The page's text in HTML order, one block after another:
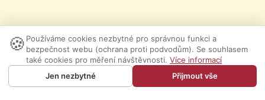
🍪 Používáme cookies nezbytné pro správnou funkci a
bezpečnost webu (ochrana proti podvodům). Se souhlasem
také cookies pro měření návštěvnosti. Více informací
Jen nezbytné
Přijmout vše